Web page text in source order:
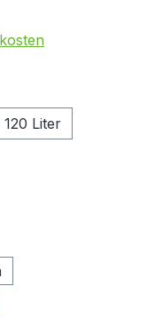
120 Liter